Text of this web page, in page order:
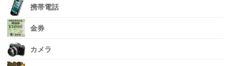
携帯電話
金券
カメラ